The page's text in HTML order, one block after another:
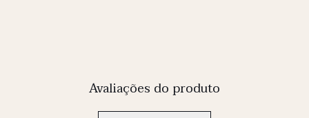
Avaliações do produto